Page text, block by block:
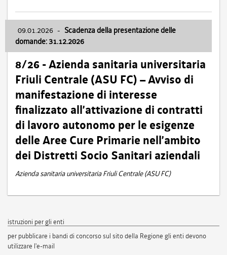
09.01.2026 - Scadenza della presentazione delle
domande: 31.12.2026
8/26 - Azienda sanitaria universitaria
Friuli Centrale (ASU FC) – Avviso di
manifestazione di interesse
finalizzato all’attivazione di contratti
di lavoro autonomo per le esigenze
delle Aree Cure Primarie nell’ambito
dei Distretti Socio Sanitari aziendali
Azienda sanitaria universitaria Friuli Centrale (ASU FC)
istruzioni per gli enti
per pubblicare i bandi di concorso sul sito della Regione gli enti devono
utilizzare l'e-mail